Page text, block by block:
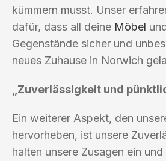
kümmern musst. Unser
dafür, dass all deine Möbel
Gegenstände sicher und
neues Zuhause in Norwich
„Zuverlässigkeit und
Ein weiterer Aspekt, den
hervorheben, ist unsere
halten unsere Zusagen ein